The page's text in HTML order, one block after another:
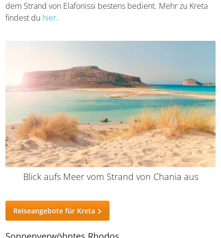
Baloos Beach und dem Strand von Elafonissi bestens
bedient. Mehr zu Kreta findest du
Blick aufs Meer vom Strand von Chania aus
Reiseangebote für Kreta
Sonnenverwöhntes Rhodos